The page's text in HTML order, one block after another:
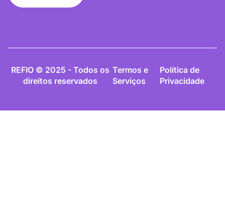
REFIO © 2025 - Todos os
direitos reservados
Termos e
Serviços
Política de
Privacidade